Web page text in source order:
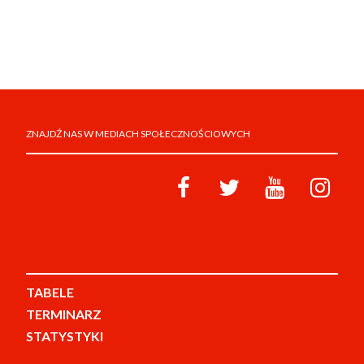
ZNAJDŹ NAS W MEDIACH SPOŁECZNOŚCIOWYCH
TABELE
TERMINARZ
STATYSTYKI